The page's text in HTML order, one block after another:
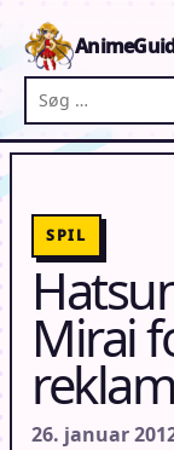
Søg på
SPIL
Mirai
26. januar